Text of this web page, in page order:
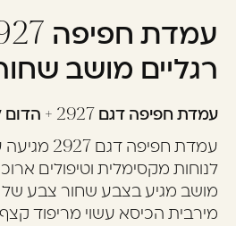
עוד לא
להרשמה
רגליים מושב
עמדת חפיפה דגם 2927 + הדום לרגליים NG
עמדת חפיפה
לנוחות מקסימלית וטיפולים
מושב מגיע בצבע שחור צבע של
מירבית הכיסא עשוי מריפוד